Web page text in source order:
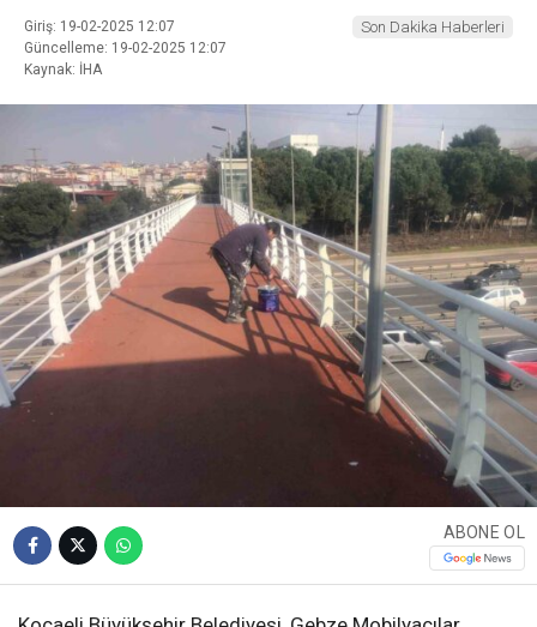
Giriş: 19-02-2025 12:07
Güncelleme: 19-02-2025 12:07
Kaynak: İHA
Son Dakika Haberleri
ABONE OL